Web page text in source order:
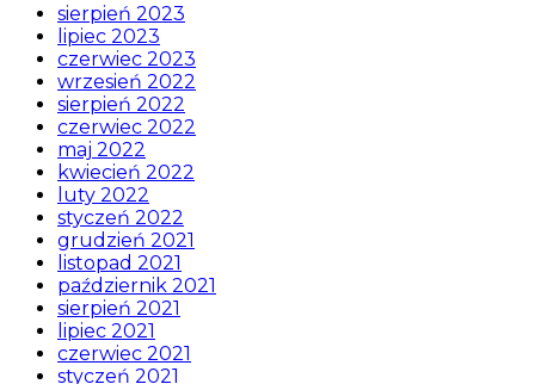
sierpień 2023
lipiec 2023
czerwiec 2023
wrzesień 2022
sierpień 2022
czerwiec 2022
maj 2022
kwiecień 2022
luty 2022
styczeń 2022
grudzień 2021
listopad 2021
październik 2021
sierpień 2021
lipiec 2021
czerwiec 2021
styczeń 2021